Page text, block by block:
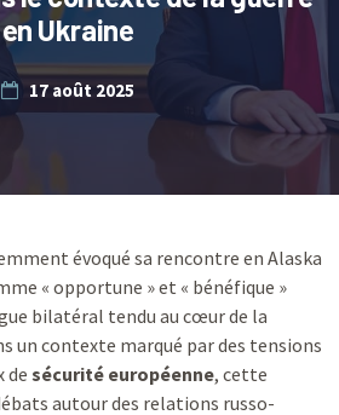
en Ukraine
17 août 2025
évoqué sa rencontre en Alaska
« opportune » et « bénéfique »
bilatéral tendu au cœur de la
un contexte marqué par des tensions
de sécurité européenne, cette
autour des relations russo-